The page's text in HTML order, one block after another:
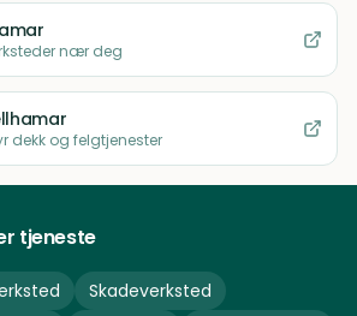
nær deg
dekk og felgtjenester
tjeneste
Skadeverksted